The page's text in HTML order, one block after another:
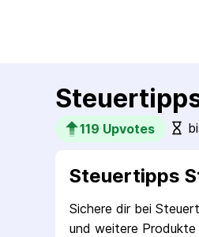
119 Upvotes
Steuertipps
Sichere dir bei
und weitere Produkte